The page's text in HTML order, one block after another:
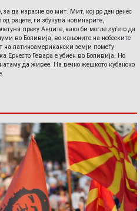
за да израсне во мит. Мит, кој до ден денес
рацете, ги збунува новинарите,
преку Андите, како би могле луѓето да
во Боливија, во кањоните на небеските
на латиноамерикански земји помеѓу
Ернесто Гевара е убиен во Боливија. Но
да живее. На вечно жешкото кубанско